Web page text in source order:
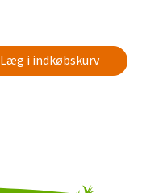
Læg i indkøbskurv